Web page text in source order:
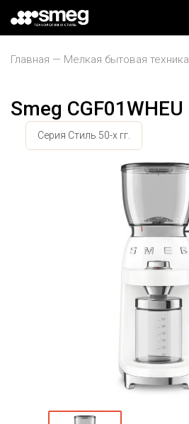
Главная Мелкая бытовая техника
Smeg CGF01WHEU
Серия Стиль 50-х гг.